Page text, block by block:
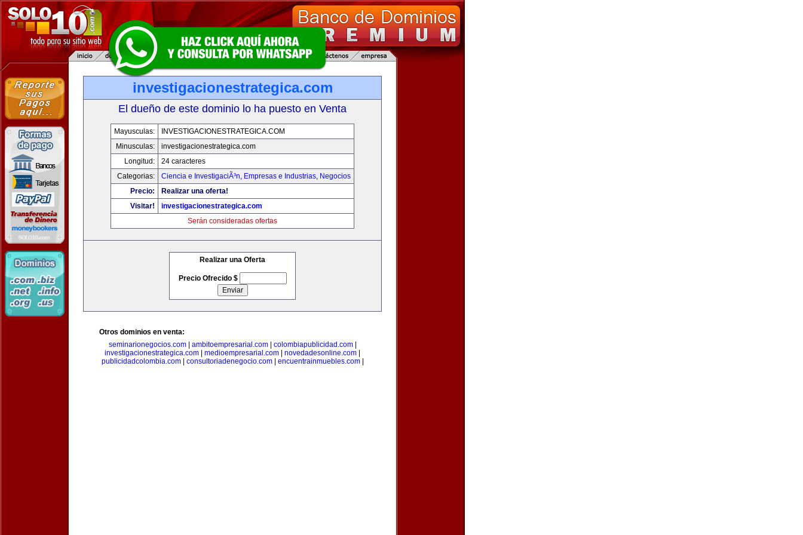
investigacionestrategica.com
El dueño de este dominio lo ha puesto en Venta
Mayusculas:
INVESTIGACIONESTRATEGICA.COM
Minusculas:
investigacionestrategica.com
Longitud:
24 caracteres
Categorias:
Ciencia e InvestigaciÃ³n, Empresas e Industrias, Negocios
Precio:
Realizar una oferta!
Visitar!
investigacionestrategica.com
Serán consideradas ofertas
Realizar una Oferta
Precio Ofrecido $
Otros dominios en venta:
seminarionegocios.com| ambitoempresarial.com| colombiapublicidad.com|
investigacionestrategica.com
medioempresarial.com novedadesonline.com
publicidadcolombia.com| consultoriadenegocio.com| encuentrainmuebles.com|